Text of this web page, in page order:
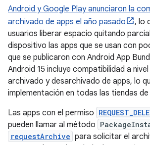
Android y Google Play anunciaron la
archivado de apps el año pasado
, lo
usuarios liberar espacio quitando
dispositivo las apps que se usan con
que se publicaron con Android App
Android 15 incluye compatibilidad a nivel
archivado y desarchivado de apps, lo
implementación en todas las tiendas
Las apps con el permiso
pueden llamar al método
requestArchive para solicitar el